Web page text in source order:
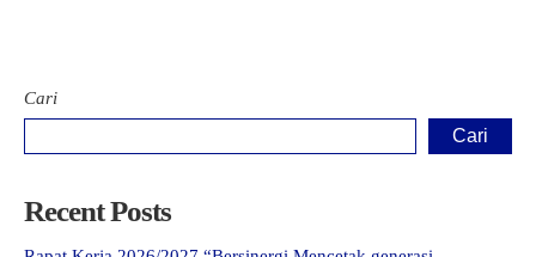
Cari
Cari
Recent Posts